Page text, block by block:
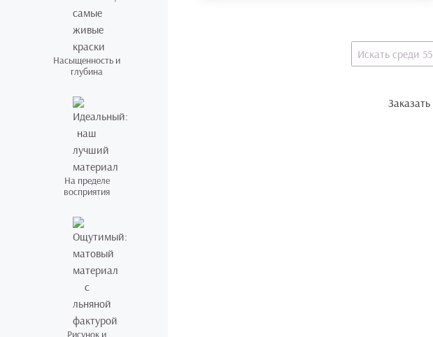
Насыщенность и
глубина
На пределе
восприятия
Рисунок и
Заказать